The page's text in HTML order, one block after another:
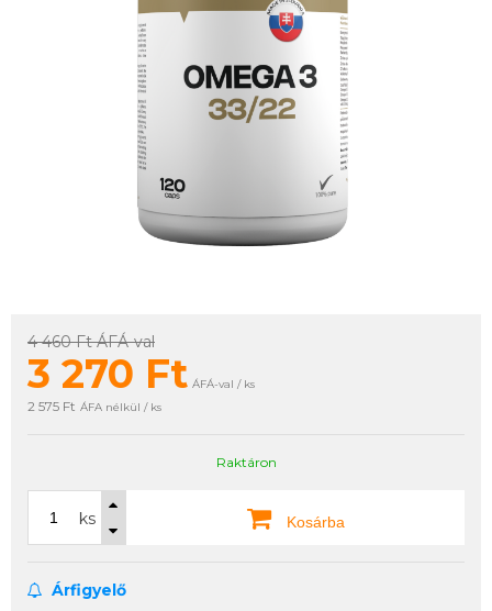
4 460 FtÁFÁ-val
3 270 Ft ÁFÁ-val / ks
2 575 Ft ÁFA nélkül / ks
Raktáron
ks Kosárba
Árfigyelő